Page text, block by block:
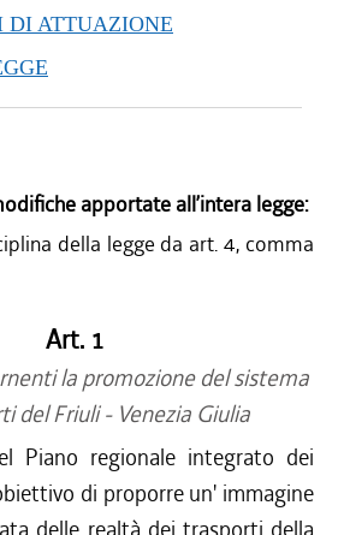
DI ATTUAZIONE
apportate all’intera legge:
della legge da art. 4, comma
Art. 1
la promozione del sistema
del Friuli - Venezia Giulia
Piano regionale integrato dei
di proporre un' immagine